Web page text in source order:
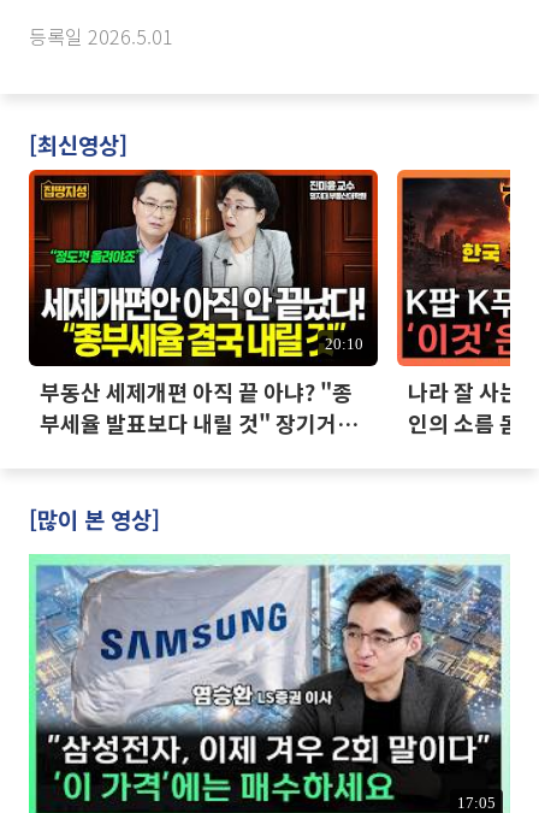
등록일 2026.5.01
[최신영상]
20:10
부동산 세제개편 아직 끝 아냐? "종
부세율 발표보다 내릴 것" 장기거주
나라 잘 사는
인의 소름 돋
[많이 본 영상]
17:05